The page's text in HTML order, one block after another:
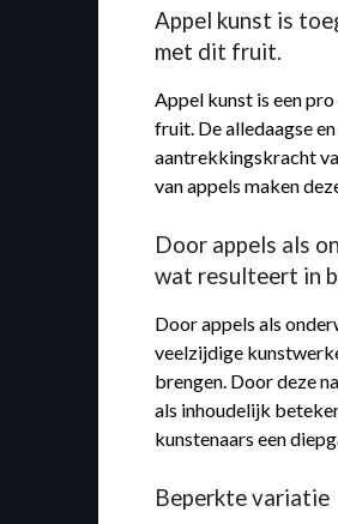
Appel kunst is
met dit fruit.
Appel kunst is een
fruit. De alledaagse
aantrekkingskracht
van appels maken
Door appels als
wat resulteert in
Door appels als
veelzijdige
brengen. Door deze
als inhoudelijk
kunstenaars een
Beperkte variatie